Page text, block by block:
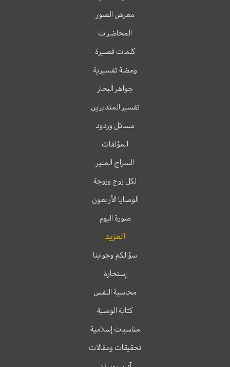
معرض الصور
المحاضرات
كلمات قصيرة
ومضة تفسيرية
جواهر البحار
تفسير المتدبرين
مسائل وردود
المؤلفات
السراج المنير
لكل زوج وزوجة
الوصايا الأربعون
صورة اليوم
المزيد
سؤالكم وجوابنا
إستخارة
محاسبة النفس
كتابة الوصية
مناسبات إسلامية
تحقيقات ومقالات